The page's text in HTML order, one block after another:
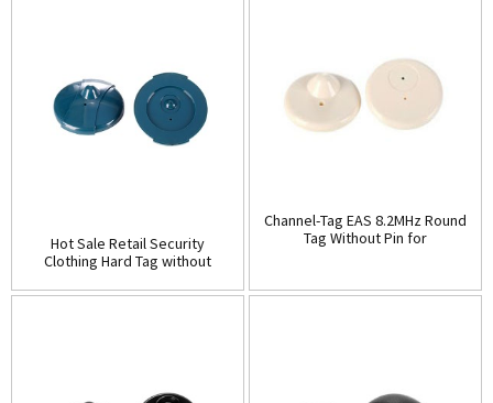
Hot Sale Retail Security
Clothing Hard Tag without
Channel-Tag EAS 8.2MHz Round
Tag Without Pin for